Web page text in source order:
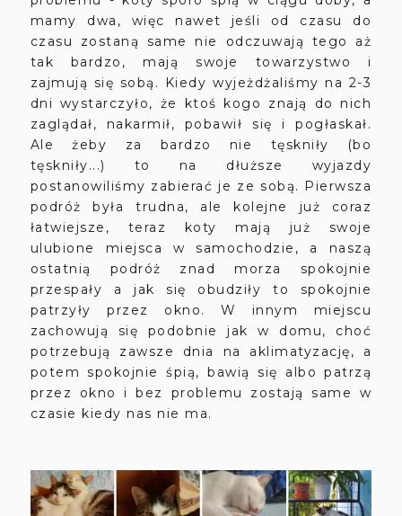
mamy dwa, więc nawet jeśli od czasu do
czasu zostaną same nie odczuwają tego aż
tak bardzo, mają swoje towarzystwo i
zajmują się sobą. Kiedy wyjeżdżaliśmy na 2-3
dni wystarczyło, że ktoś kogo znają do nich
zaglądał, nakarmił, pobawił się i pogłaskał.
Ale żeby za bardzo nie tęskniły (bo
tęskniły...) to na dłuższe wyjazdy
postanowiliśmy zabierać je ze sobą. Pierwsza
podróż była trudna, ale kolejne już coraz
łatwiejsze, teraz koty mają już swoje
ulubione miejsca w samochodzie, a naszą
ostatnią podróż znad morza spokojnie
przespały a jak się obudziły to spokojnie
patrzyły przez okno. W innym miejscu
zachowują się podobnie jak w domu, choć
potrzebują zawsze dnia na aklimatyzację, a
potem spokojnie śpią, bawią się albo patrzą
przez okno i bez problemu zostają same w
czasie kiedy nas nie ma.